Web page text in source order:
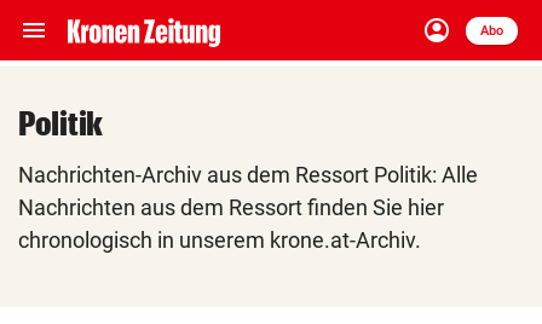
menu Navigation
ein-/ausklappen
account_circle
Anmelden
Abo
close Schließen
account_circle
arrow_right
Politik
Nachrichten-Archiv aus dem Ressort Politik: Alle
Nachrichten aus dem Ressort finden Sie hier
chronologisch in unserem krone.at-Archiv.